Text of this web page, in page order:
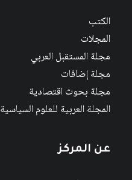
الكتب
المجلات
مجلة المستقبل العربي
مجلة إضافات
مجلة بحوث اقتصادية
المجلة العربية للعلوم السياسية
عن المركز